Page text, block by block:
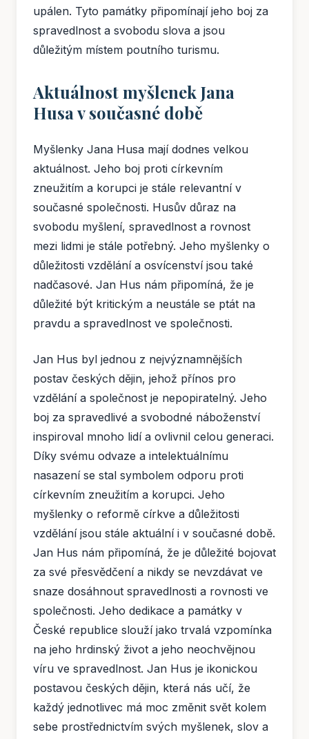
upálen. Tyto památky připomínají jeho boj za
spravedlnost a svobodu slova a jsou
důležitým místem poutního turismu.
Aktuálnost myšlenek Jana
Husa v současné době
Myšlenky Jana Husa mají dodnes velkou
aktuálnost. Jeho boj proti církevním
zneužitím a korupci je stále relevantní v
současné společnosti. Husův důraz na
svobodu myšlení, spravedlnost a rovnost
mezi lidmi je stále potřebný. Jeho myšlenky o
důležitosti vzdělání a osvícenství jsou také
nadčasové. Jan Hus nám připomíná, že je
důležité být kritickým a neustále se ptát na
pravdu a spravedlnost ve společnosti.
Jan Hus byl jednou z nejvýznamnějších
postav českých dějin, jehož přínos pro
vzdělání a společnost je nepopiratelný. Jeho
boj za spravedlivé a svobodné náboženství
inspiroval mnoho lidí a ovlivnil celou generaci.
Díky svému odvaze a intelektuálnímu
nasazení se stal symbolem odporu proti
církevním zneužitím a korupci. Jeho
myšlenky o reformě církve a důležitosti
vzdělání jsou stále aktuální i v současné době.
Jan Hus nám připomíná, že je důležité bojovat
za své přesvědčení a nikdy se nevzdávat ve
snaze dosáhnout spravedlnosti a rovnosti ve
společnosti. Jeho dedikace a památky v
České republice slouží jako trvalá vzpomínka
na jeho hrdinský život a jeho neochvějnou
víru ve spravedlnost. Jan Hus je ikonickou
postavou českých dějin, která nás učí, že
každý jednotlivec má moc změnit svět kolem
sebe prostřednictvím svých myšlenek, slov a